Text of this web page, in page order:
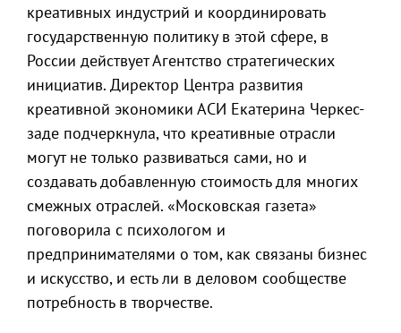
креативных индустрий и координировать
государственную политику в этой сфере, в
России действует Агентство стратегических
инициатив. Директор Центра развития
креативной экономики АСИ Екатерина Черкес-
заде подчеркнула, что креативные отрасли
могут не только развиваться сами, но и
создавать добавленную стоимость для многих
смежных отраслей. «Московская газета»
поговорила с психологом и
предпринимателями о том, как связаны бизнес
и искусство, и есть ли в деловом сообществе
потребность в творчестве.